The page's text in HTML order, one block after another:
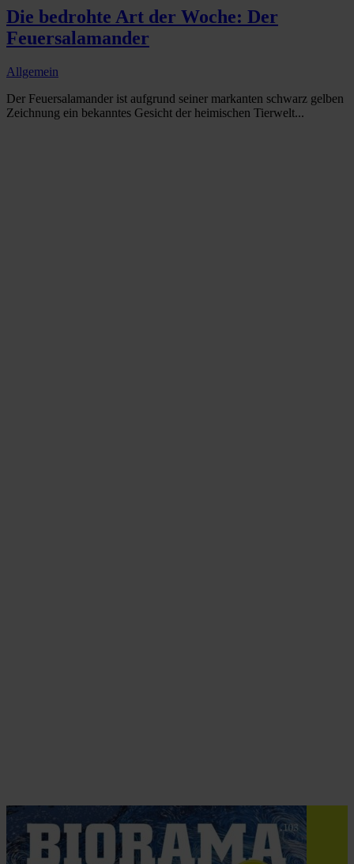
Die bedrohte Art der Woche: Der
Feuersalamander
Allgemein
Der Feuersalamander ist aufgrund seiner markanten schwarz gelben
Zeichnung ein bekanntes Gesicht der heimischen Tierwelt...